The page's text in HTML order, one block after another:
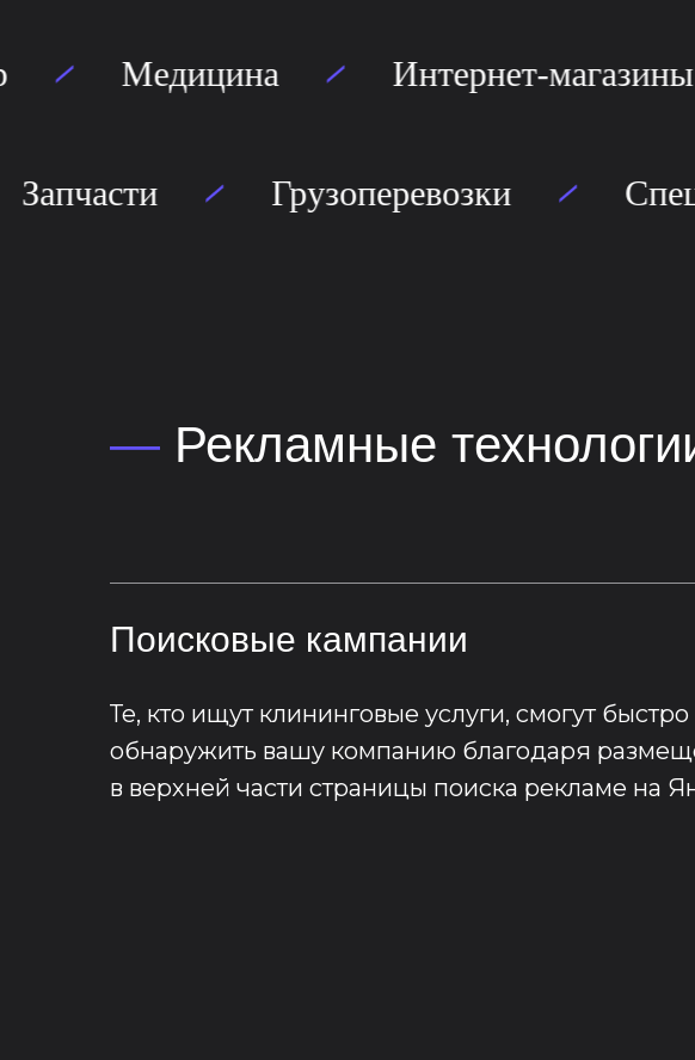
Медицина Интернет-
Грузоперевозки
— Рекламные
Поисковые кампании
Те, кто ищут клининговые услуги, смогут быстро
обнаружить вашу компанию благодаря
в верхней части страницы поиска рекламе на